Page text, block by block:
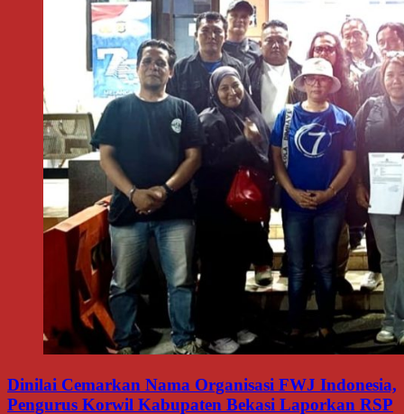
Dinilai Cemarkan Nama Organisasi FWJ Indonesia,
Pengurus Korwil Kabupaten Bekasi Laporkan RSP